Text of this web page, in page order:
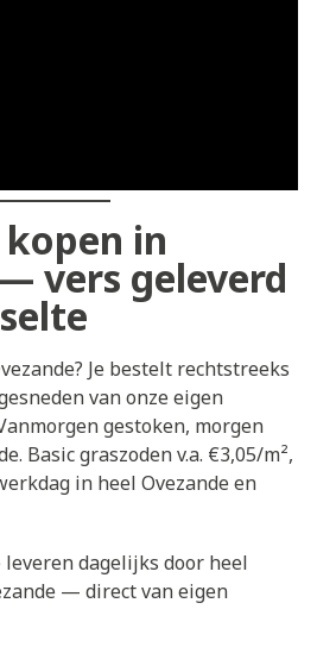
kopen in
vers geleverd
Je bestelt rechtstreeks
van onze eigen
gestoken, morgen
Basic graszoden v.a. €3,05/m²,
in heel Ovezande en
leveren dagelijks door heel
— direct van eigen